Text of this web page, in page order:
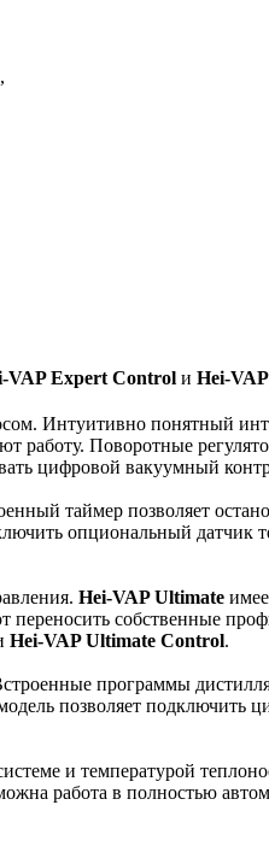
VAP Expert Control и Hei-
Интуитивно понятный
работу. Поворотные
цифровой вакуумный
таймер позволяет
опциональный датчик
Hei-VAP Ultimate
переносить собственные
Hei-VAP Ultimate Control.
программы
позволяет подключить
и температурой
работа в полностью